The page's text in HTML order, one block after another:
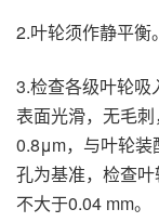
2.叶轮须作静平衡。
3.检查各级叶轮吸
表面光滑，无毛
0.8μm，与叶轮装
孔为基准，检查
不大于0.04 mm。